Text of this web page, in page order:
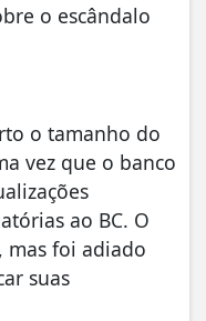
o escândalo
o tamanho do
vez que o banco
ao BC. O
mas foi adiado
suas